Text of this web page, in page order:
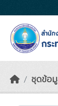
ชุดข้อ